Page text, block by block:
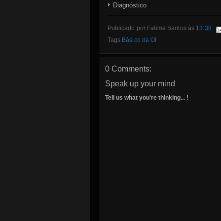
Diagnóstico
Publicado por Fatima Santos às 13:38
Tags Básico da OI
0 Comments:
Speak up your mind
Tell us what you're thinking... !